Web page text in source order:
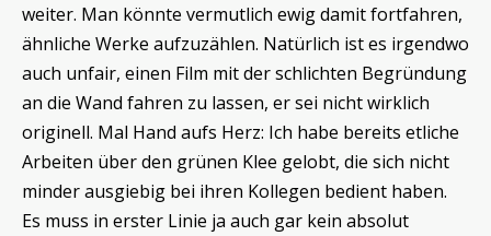
weiter. Man könnte vermutlich ewig damit fortfahren,
ähnliche Werke aufzuzählen. Natürlich ist es irgendwo
auch unfair, einen Film mit der schlichten Begründung
an die Wand fahren zu lassen, er sei nicht wirklich
originell. Mal Hand aufs Herz: Ich habe bereits etliche
Arbeiten über den grünen Klee gelobt, die sich nicht
minder ausgiebig bei ihren Kollegen bedient haben.
Es muss in erster Linie ja auch gar kein absolut